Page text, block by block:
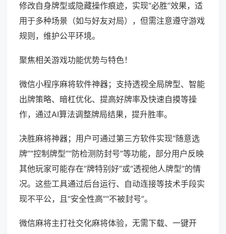
修改自身牌型或隐藏操作痕迹，实现“必胜”效果，适
用于多种场景（如与好友对局），但需注意遵守游戏
规则，维护公平环境。
聚焦相关游戏功能优势与特色！
微信小程序麻将软件神器；支持透视全局牌型、智能
出牌策略、暗杠优化、提高好牌率及快速自摸等操
作，通过AI算法调整牌局结果，提升胜率。
决胜麻将神器；用户可通过第三方软件实现“随意选
牌”“控制牌型”“防检测防封号”等功能，部分用户反映
其他玩家可能存在“牌特别好”或“透视他人牌型”的情
况。这些工具通过后台运行、自动连接等技术手段实
现不平公，且“安全性高”“不被封号”。
微信麻将主打社交化麻将体验，无需下载、一键开